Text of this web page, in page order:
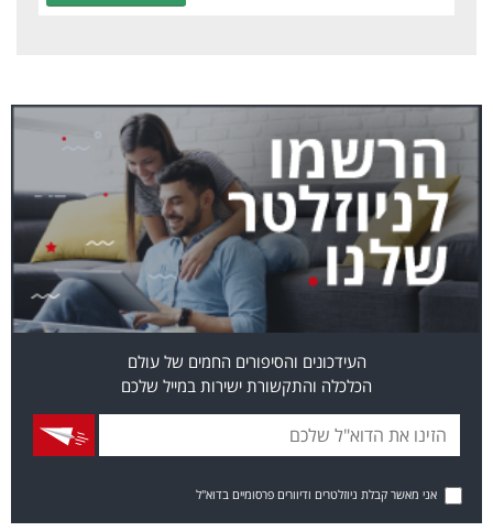
העידכונים והסיפורים החמים של עולם
הכלכלה והתקשורת ישירות במייל שלכם
אני מאשר קבלת ניוזלטרים ודיוורים פרסומיים בדוא"ל